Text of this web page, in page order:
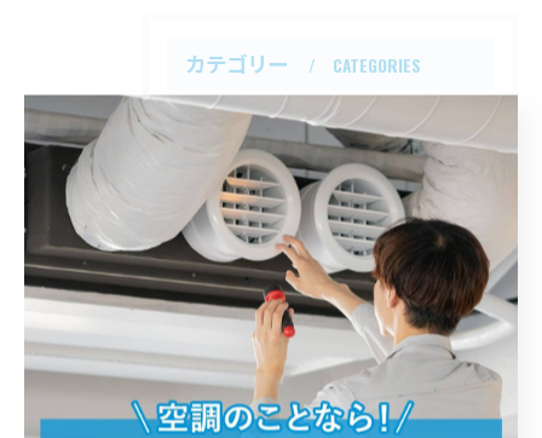
カテゴリー CATEGORIES
全てのカテゴリー
工事
ビルトイン
エアコン